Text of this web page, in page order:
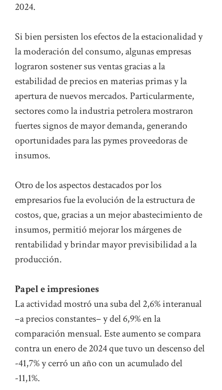
2024.
Si bien persisten los efectos de la estacionalidad y
la moderación del consumo, algunas empresas
lograron sostener sus ventas gracias a la
estabilidad de precios en materias primas y la
apertura de nuevos mercados. Particularmente,
sectores como la industria petrolera mostraron
fuertes signos de mayor demanda, generando
oportunidades para las pymes proveedoras de
insumos.
Otro de los aspectos destacados por los
empresarios fue la evolución de la estructura de
costos, que, gracias a un mejor abastecimiento de
insumos, permitió mejorar los márgenes de
rentabilidad y brindar mayor previsibilidad a la
producción.
Papel e impresiones
La actividad mostró una suba del 2,6% interanual
–a precios constantes– y del 6,9% en la
comparación mensual. Este aumento se compara
contra un enero de 2024 que tuvo un descenso del
-41,7% y cerró un año con un acumulado del
-11,1%.